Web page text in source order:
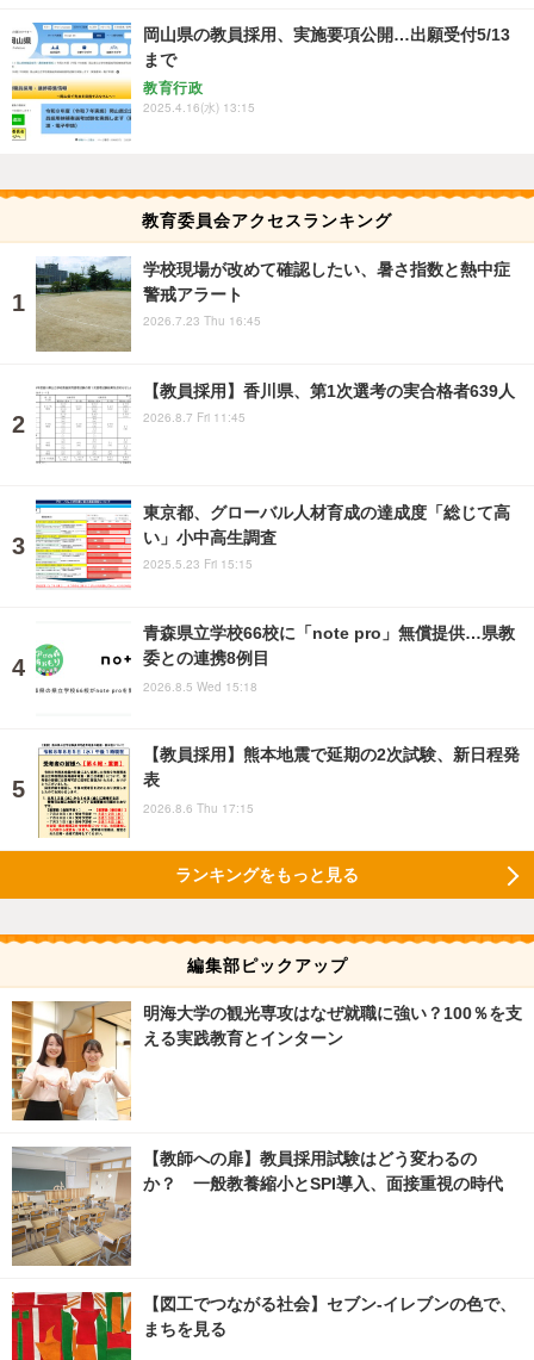
岡山県の教員採用、実施要項公開…出願受付5/13
まで
教育行政
2025.4.16(水) 13:15
教育委員会アクセスランキング
学校現場が改めて確認したい、暑さ指数と熱中症
警戒アラート
2026.7.23 Thu 16:45
【教員採用】香川県、第1次選考の実合格者639人
2026.8.7 Fri 11:45
東京都、グローバル人材育成の達成度「総じて高
い」小中高生調査
2025.5.23 Fri 15:15
青森県立学校66校に「note pro」無償提供…県教
委との連携8例目
2026.8.5 Wed 15:18
【教員採用】熊本地震で延期の2次試験、新日程発
表
2026.8.6 Thu 17:15
ランキングをもっと見る
編集部ピックアップ
明海大学の観光専攻はなぜ就職に強い？100％を支
える実践教育とインターン
【教師への扉】教員採用試験はどう変わるの
か？ 一般教養縮小とSPI導入、面接重視の時代
【図工でつながる社会】セブン‐イレブンの色で、
まちを見る